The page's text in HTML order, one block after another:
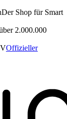
Der Shop für Smart
2.000.000
Offizieller